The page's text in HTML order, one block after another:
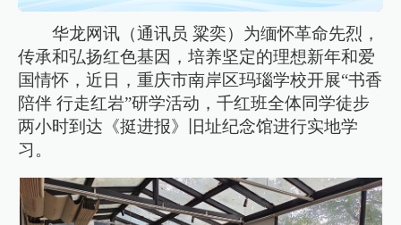
华龙网讯（通讯员 粱奕）为缅怀革命先烈，
传承和弘扬红色基因，培养坚定的理想新年和爱
国情怀，近日，重庆市南岸区玛瑙学校开展“书香
陪伴 行走红岩”研学活动，千红班全体同学徒步
两小时到达《挺进报》旧址纪念馆进行实地学
习。